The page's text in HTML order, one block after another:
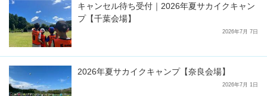
キャンセル待ち受付｜2026年夏サカイクキャン
プ【千葉会場】
2026年7月 7日
2026年夏サカイクキャンプ【奈良会場】
2026年7月 1日